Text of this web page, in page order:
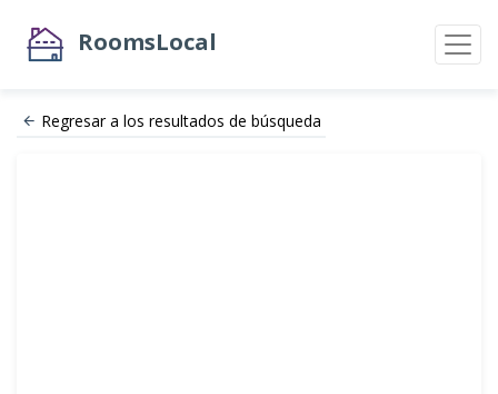
RoomsLocal
Regresar a los resultados de búsqueda